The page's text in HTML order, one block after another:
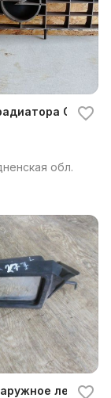
бензинOpel
обл.
левое к